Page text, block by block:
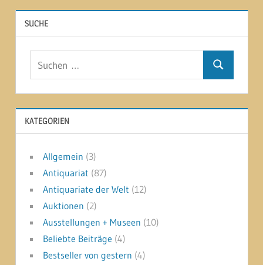
SUCHE
Suchen
KATEGORIEN
Allgemein (3)
Antiquariat (87)
Antiquariate der Welt (12)
Auktionen (2)
Ausstellungen + Museen (10)
Beliebte Beiträge (4)
Bestseller von gestern (4)